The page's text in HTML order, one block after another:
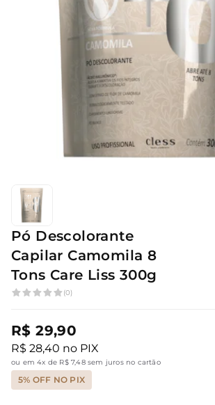
Pó Descolorante
Capilar Camomila 8
Tons Care Liss 300g
(0)
R$ 29,90
R$ 28,40 no PIX
ou em 4x de R$ 7,48 sem juros no cartão
5% OFF NO PIX